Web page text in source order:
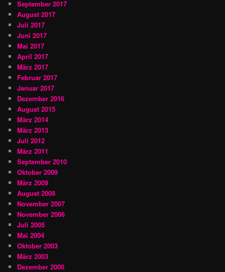
September 2017
August 2017
Juli 2017
Juni 2017
Mai 2017
April 2017
März 2017
Februar 2017
Januar 2017
Dezember 2016
August 2015
März 2014
März 2013
Juli 2012
März 2011
September 2010
Oktober 2009
März 2009
August 2008
November 2007
November 2006
Juli 2005
Mai 2004
Oktober 2003
März 2003
Dezember 2000